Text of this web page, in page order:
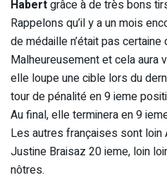
Habertgrâce à de très bons
Rappelons qu’il y a un mois
de médaille n’était pas
Malheureusement et cela aura
elle loupe une cible lors du
tour de pénalité en 9 ieme
Au final, elle terminera en 9
Les autres françaises sont loin
Justine Braisaz 20 ieme, loin
nôtres.